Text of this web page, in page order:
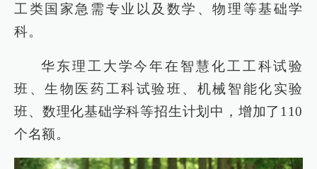
工类国家急需专业以及数学、物理等基础学
科。
华东理工大学今年在智慧化工工科试验
班、生物医药工科试验班、机械智能化实验
班、数理化基础学科等招生计划中，增加了110
个名额。